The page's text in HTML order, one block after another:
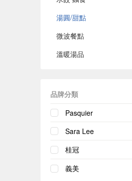
湯圓/甜點
微波餐點
溫暖湯品
品牌分類
Pasquier
Sara Lee
桂冠
義美